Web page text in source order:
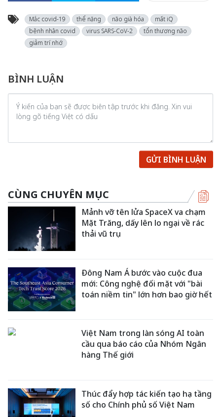
Mắc covid-19 thể nặng não già hóa
mất iQ
bệnh nhân covid
virus SARS-CoV-2
tổn thương não
giảm trí nhớ
BÌNH LUẬN
GỬI BÌNH LUẬN
CÙNG CHUYÊN MỤC
Mảnh vỡ tên lửa SpaceX va chạm
Mặt Trăng, dấy lên lo ngại về rác
thải vũ trụ
Đông Nam Á bước vào cuộc đua
mới: Công nghệ đối mặt với "bài
toán niềm tin" lớn hơn bao giờ hết
Việt Nam trong làn sóng AI toàn
cầu qua báo cáo của Nhóm Ngân
hàng Thế giới
Thúc đẩy hợp tác kiến tạo hạ tầng
số cho Chính phủ số Việt Nam